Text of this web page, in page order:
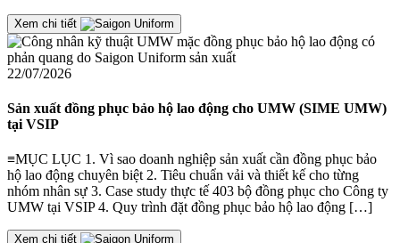
Xem chi tiết
22/07/2026
Sản xuất đồng phục bảo hộ lao động cho UMW (SIME UMW)
tại VSIP
≡MỤC LỤC 1. Vì sao doanh nghiệp sản xuất cần đồng phục bảo
hộ lao động chuyên biệt 2. Tiêu chuẩn vải và thiết kế cho từng
nhóm nhân sự 3. Case study thực tế 403 bộ đồng phục cho Công ty
UMW tại VSIP 4. Quy trình đặt đồng phục bảo hộ lao động […]
Xem chi tiết